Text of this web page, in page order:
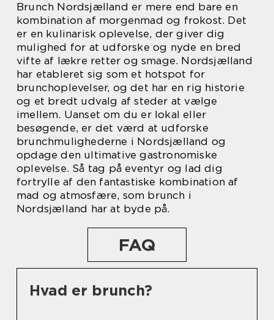
Brunch Nordsjælland er mere end bare en
kombination af morgenmad og frokost. Det
er en kulinarisk oplevelse, der giver dig
mulighed for at udforske og nyde en bred
vifte af lækre retter og smage. Nordsjælland
har etableret sig som et hotspot for
brunchoplevelser, og det har en rig historie
og et bredt udvalg af steder at vælge
imellem. Uanset om du er lokal eller
besøgende, er det værd at udforske
brunchmulighederne i Nordsjælland og
opdage den ultimative gastronomiske
oplevelse. Så tag på eventyr og lad dig
fortrylle af den fantastiske kombination af
mad og atmosfære, som brunch i
Nordsjælland har at byde på.
FAQ
Hvad er brunch?